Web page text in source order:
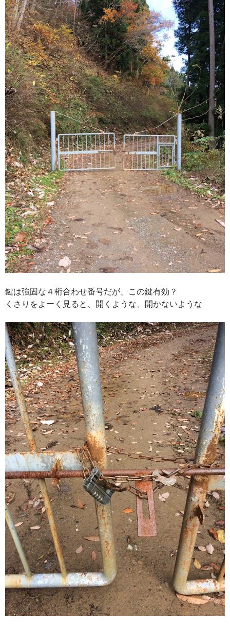
鍵は強固な４桁合わせ番号だが、この鍵有効？
くさりをよーく見ると、開くような、開かないような